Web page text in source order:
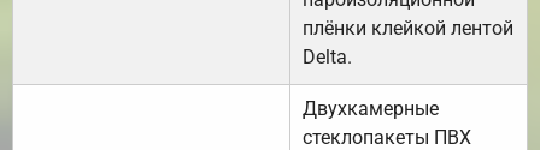
плёнки клейкой лентой
Delta.
Двухкамерные
стеклопакеты ПВХ